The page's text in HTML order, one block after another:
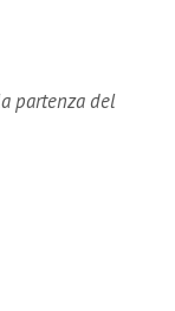
partenza del